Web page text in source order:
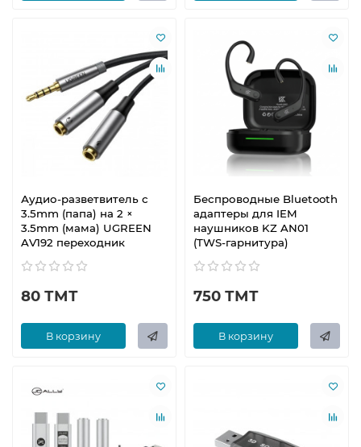
Аудио-разветвитель с
3.5mm (папа) на 2 ×
3.5mm (мама) UGREEN
AV192 переходник
80 ТМТ
В корзину
Беспроводные Bluetooth
адаптеры для IEM
наушников KZ AN01
(TWS-гарнитура)
750 ТМТ
В корзину